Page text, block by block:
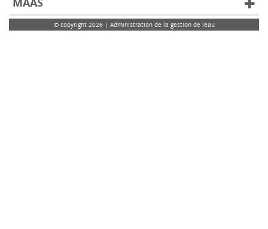
© copyright 2026 | Administration de la gestion de leau